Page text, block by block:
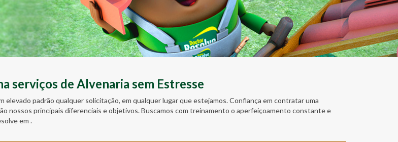
serviços de Alvenaria sem Estresse
elevado padrão qualquer solicitação, em qualquer lugar que estejamos. Confiança em contratar uma
nossos principais diferenciais e objetivos. Buscamos com treinamento o aperfeiçoamento constante e
em .